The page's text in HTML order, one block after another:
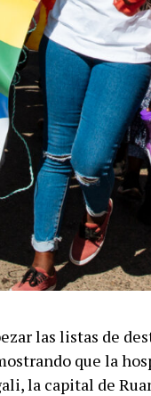
las listas de
que la
la capital de